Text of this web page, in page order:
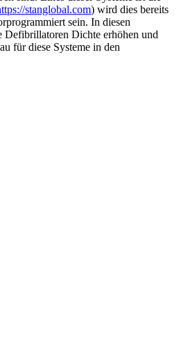
stanglobal.com) wird dies bereits
sein. In diesen
Defibrillatoren Dichte erhöhen und
für diese Systeme in den